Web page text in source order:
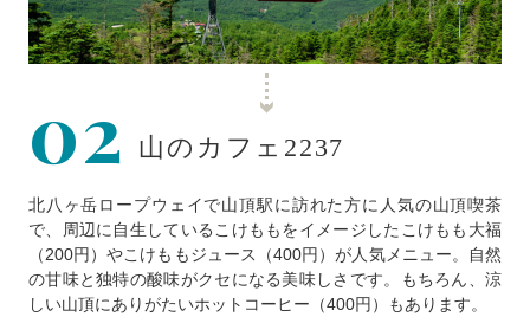
02 山のカフェ2237
北八ヶ岳ロープウェイで山頂駅に訪れた方に人気の山頂喫茶
で、周辺に自生しているこけももをイメージしたこけもも大福
（200円）やこけももジュース（400円）が人気メニュー。自然
の甘味と独特の酸味がクセになる美味しさです。もちろん、涼
しい山頂にありがたいホットコーヒー（400円）もあります。